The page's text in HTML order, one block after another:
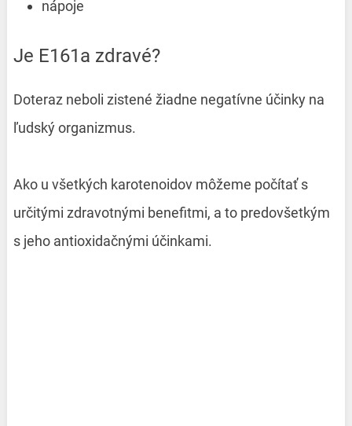
nápoje
Je E161a zdravé?
Doteraz neboli zistené žiadne negatívne účinky na
ľudský organizmus.
Ako u všetkých karotenoidov môžeme počítať s
určitými zdravotnými benefitmi, a to predovšetkým
s jeho antioxidačnými účinkami.